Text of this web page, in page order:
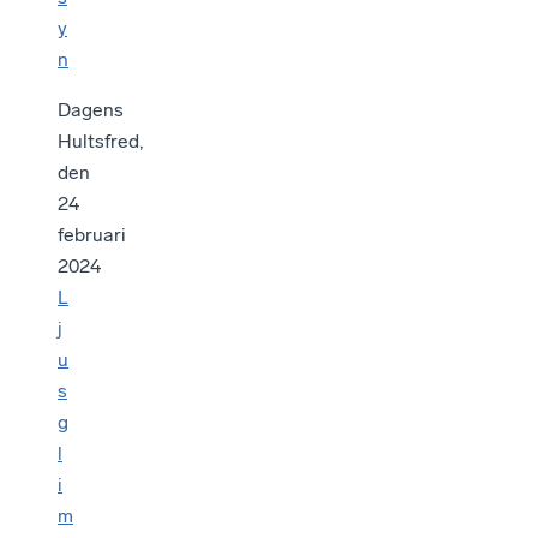
y
n
Dagens
Hultsfred,
den
24
februari
2024
L
j
u
s
g
l
i
m